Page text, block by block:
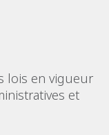
lois en vigueur
et